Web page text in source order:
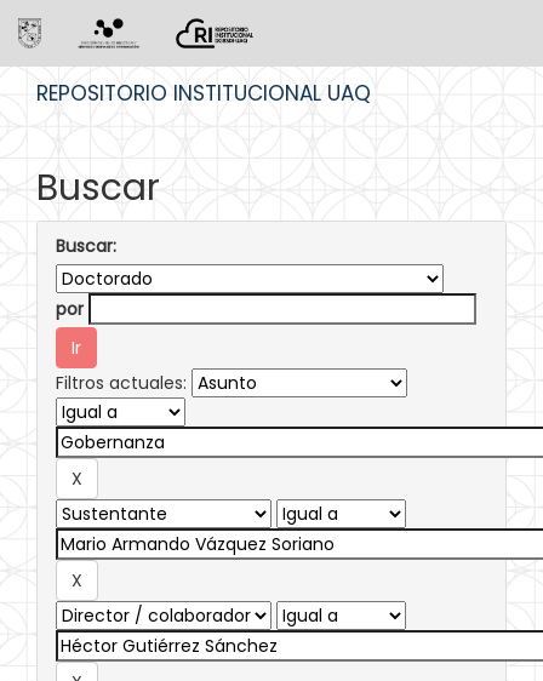
REPOSITORIO INSTITUCIONAL UAQ
Buscar
Buscar:
por
Filtros actuales: